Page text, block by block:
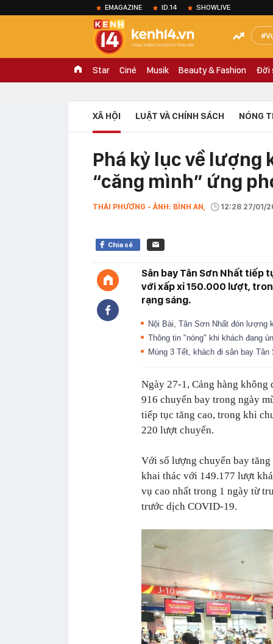
EMAGAZINE ID.14 SHOWLIVE
Star Ciné Musik Beauty & Fashion Đời
XÃ HỘI LUẬT VÀ CHÍNH SÁCH NÓNG
Phá kỷ lục về lượng
“căng mình” ứng
THÁI PHƯƠNG - ẢNH: BÌNH AN, 12:28 27/01/
Chia sẻ
Sân bay Tân Sơn Nhất tiếp
với xấp xỉ 150.000 lượt,
rạng sáng.
Nội Bài, Tân Sơn Nhất đón lượng
Thông tin "nóng" khi khách đang
Mùng 3 Tết, khách đi sân bay
Ngày 27-1, Cảng hàng
916 chuyến bay trong ngày
tiếp tục tăng cao, trong khi
220 lượt chuyến.
Với số lượng chuyến bay
khai thác với 149.177 lượt
vụ cao nhất trong 1 ngày từ
trước dịch COVID-19.